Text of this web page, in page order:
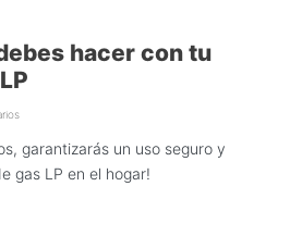
hacer con tu
garantizarás un uso seguro y
gas LP en el hogar!